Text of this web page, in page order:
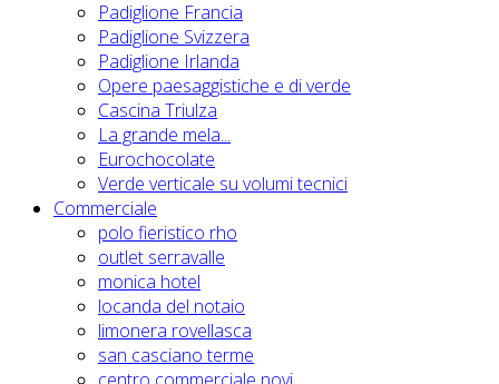
Padiglione Francia
Padiglione Svizzera
Padiglione Irlanda
Opere paesaggistiche e di verde
Cascina Triulza
La grande mela...
Eurochocolate
Verde verticale su volumi tecnici
Commerciale
polo fieristico rho
outlet serravalle
monica hotel
locanda del notaio
limonera rovellasca
san casciano terme